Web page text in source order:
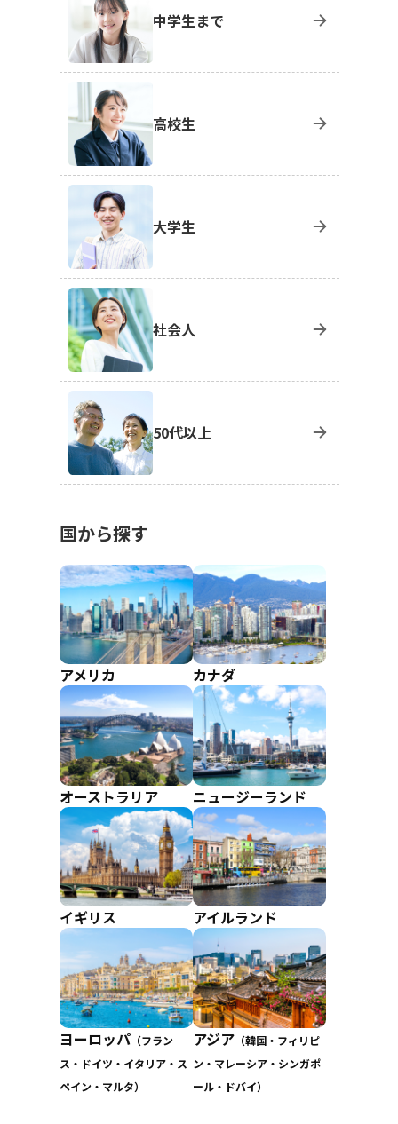
中学生まで
高校生
大学生
社会人
50代以上
国から探す
アメリカ カナダ
オーストラリア ニュージーランド
イギリス アイルランド
ヨーロッパ（フラン
ス・ドイツ・イタリア・ス
ペイン・マルタ）
アジア（韓国・フィリピ
ン・マレーシア・シンガポ
ール・ドバイ）